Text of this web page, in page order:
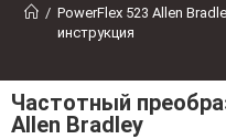
/ PowerFlex 523 Allen
инструкция
Частотный
Allen Bradley